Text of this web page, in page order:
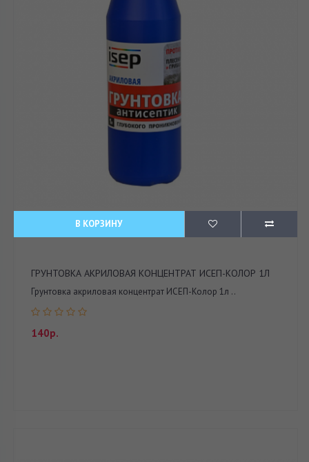
В КОРЗИНУ
ГРУНТОВКА АКРИЛОВАЯ КОНЦЕНТРАТ ИСЕП-КОЛОР 1Л
Грунтовка акриловая концентрат ИСЕП-Колор 1л ..
140р.